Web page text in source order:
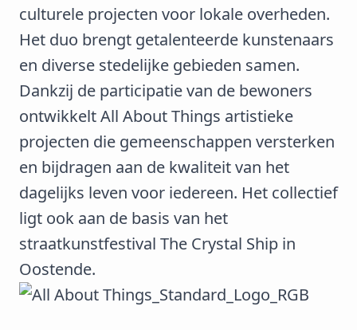
culturele projecten voor lokale overheden.
Het duo brengt getalenteerde kunstenaars
en diverse stedelijke gebieden samen.
Dankzij de participatie van de bewoners
ontwikkelt All About Things artistieke
projecten die gemeenschappen versterken
en bijdragen aan de kwaliteit van het
dagelijks leven voor iedereen. Het collectief
ligt ook aan de basis van het
straatkunstfestival The Crystal Ship in
Oostende.